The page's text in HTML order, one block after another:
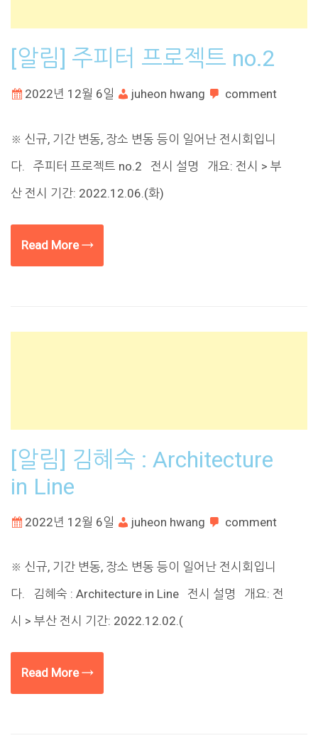
[알림] 주피터 프로젝트 no.2
2022년 12월 6일 juheon hwang comment
※ 신규, 기간 변동, 장소 변동 등이 일어난 전시회입니
다. 주피터 프로젝트 no.2 전시 설명 개요: 전시 > 부
산 전시 기간: 2022.12.06.(화)
Read More →
[알림] 김혜숙 : Architecture
in Line
2022년 12월 6일 juheon hwang comment
※ 신규, 기간 변동, 장소 변동 등이 일어난 전시회입니
다. 김혜숙 : Architecture in Line 전시 설명 개요: 전
시 > 부산 전시 기간: 2022.12.02.(
Read More →